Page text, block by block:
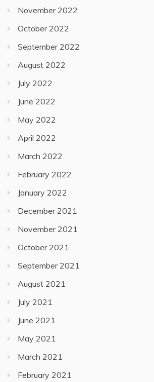
November 2022
October 2022
September 2022
August 2022
July 2022
June 2022
May 2022
April 2022
March 2022
February 2022
January 2022
December 2021
November 2021
October 2021
September 2021
August 2021
July 2021
June 2021
May 2021
March 2021
February 2021